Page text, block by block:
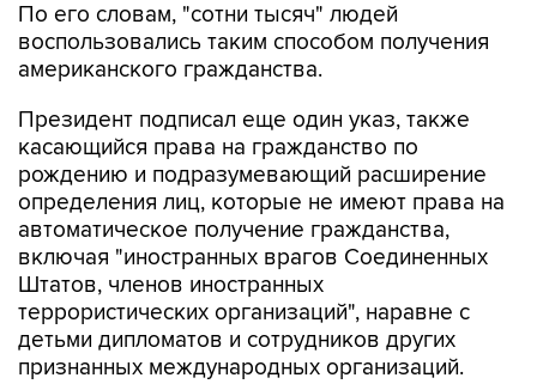
По его словам, "сотни тысяч" людей
воспользовались таким способом получения
американского гражданства.
Президент подписал еще один указ, также
касающийся права на гражданство по
рождению и подразумевающий расширение
определения лиц, которые не имеют права на
автоматическое получение гражданства,
включая "иностранных врагов Соединенных
Штатов, членов иностранных
террористических организаций", наравне с
детьми дипломатов и сотрудников других
признанных международных организаций.